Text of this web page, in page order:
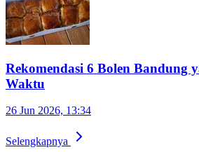
Rekomendasi 6 Bolen Bandung
Waktu
26 Jun 2026, 13:34
Selengkapnya